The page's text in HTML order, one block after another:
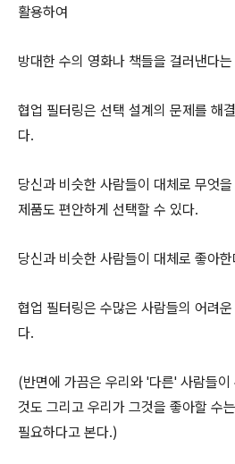
활용하여
방대한 수의 영화나 책들을 걸러낸다
협업 필터링은 선택 설계의 문제를 해
다.
당신과 비슷한 사람들이 대체로 무엇
제품도 편안하게 선택할 수 있다.
당신과 비슷한 사람들이 대체로 좋아
협업 필터링은 수많은 사람들의 어려
다.
(반면에 가끔은 우리와 '다른' 사람들
것도 그리고 우리가 그것을 좋아할 수
필요하다고 본다.)